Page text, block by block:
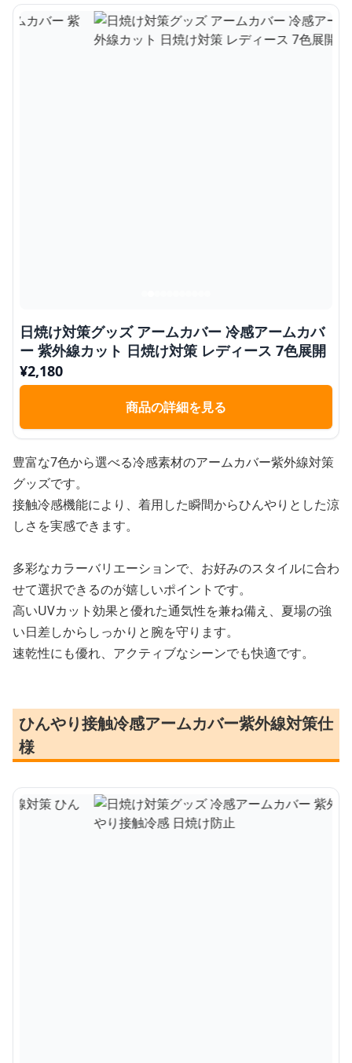
日焼け対策グッズ アームカバー 冷感アームカバ
ー 紫外線カット 日焼け対策 レディース 7色展開
¥2,180
商品の詳細を見る
豊富な7色から選べる冷感素材のアームカバー紫外線対策
グッズです。
接触冷感機能により、着用した瞬間からひんやりとした涼
しさを実感できます。
多彩なカラーバリエーションで、お好みのスタイルに合わ
せて選択できるのが嬉しいポイントです。
高いUVカット効果と優れた通気性を兼ね備え、夏場の強
い日差しからしっかりと腕を守ります。
速乾性にも優れ、アクティブなシーンでも快適です。
ひんやり接触冷感アームカバー紫外線対策仕
様